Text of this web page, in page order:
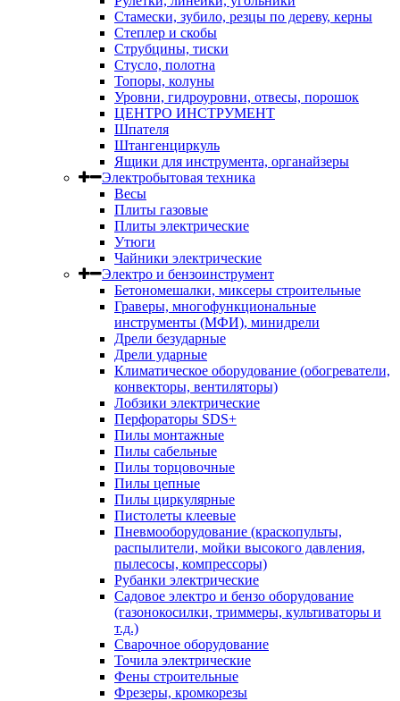
Стамески, зубило, резцы по дереву, керны
Степлер и скобы
Струбцины, тиски
Стусло, полотна
Топоры, колуны
Уровни, гидроуровни, отвесы, порошок
ЦЕНТРО ИНСТРУМЕНТ
Шпателя
Штангенциркуль
Ящики для инструмента, органайзеры
Электробытовая техника
Весы
Плиты газовые
Плиты электрические
Утюги
Чайники электрические
Электро и бензоинструмент
Бетономешалки, миксеры строительные
Граверы, многофункциональные
инструменты (МФИ), минидрели
Дрели безударные
Дрели ударные
Климатическое оборудование (обогреватели,
конвекторы, вентиляторы)
Лобзики электрические
Перфораторы SDS+
Пилы монтажные
Пилы сабельные
Пилы торцовочные
Пилы цепные
Пилы циркулярные
Пистолеты клеевые
Пневмооборудование (краскопульты,
распылители, мойки высокого давления,
пылесосы, компрессоры)
Рубанки электрические
Садовое электро и бензо оборудование
(газонокосилки, триммеры, культиваторы и
т.д.)
Сварочное оборудование
Точила электрические
Фены строительные
Фрезеры, кромкорезы